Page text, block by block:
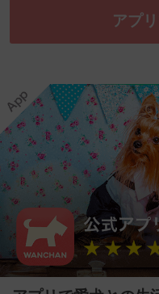
アプ